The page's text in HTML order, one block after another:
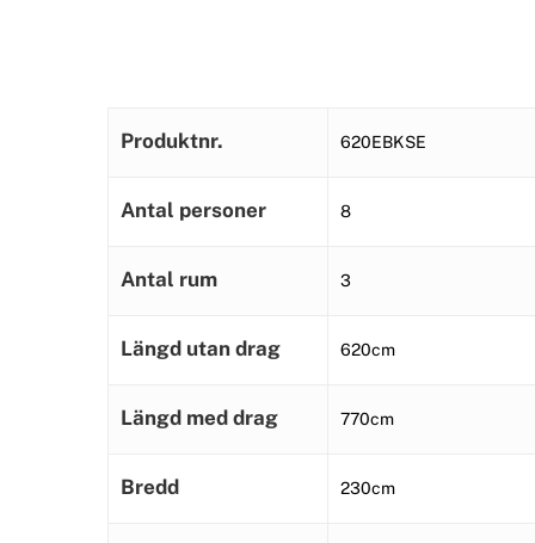
Produktnr. 620EBKSE
Antal personer 8
Antal rum 3
Längd utan drag 620cm
Längd med drag 770cm
Bredd 230cm